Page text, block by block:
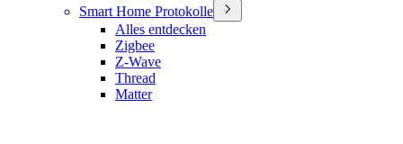
Smart Home Protokolle
Alles entdecken
Zigbee
Z-Wave
Thread
Matter